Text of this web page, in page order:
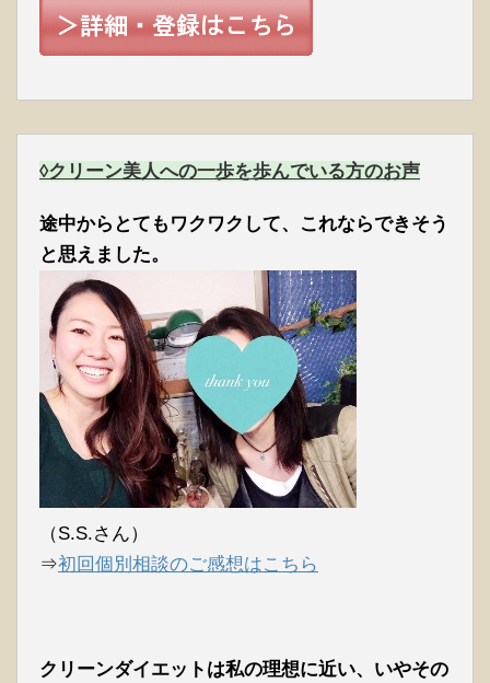
◊クリーン美人への一歩を歩んでいる方のお声
途中からとてもワクワクして、これならできそう
と思えました。
（S.S.さん）
⇒初回個別相談のご感想はこちら
クリーンダイエットは私の理想に近い、いやその